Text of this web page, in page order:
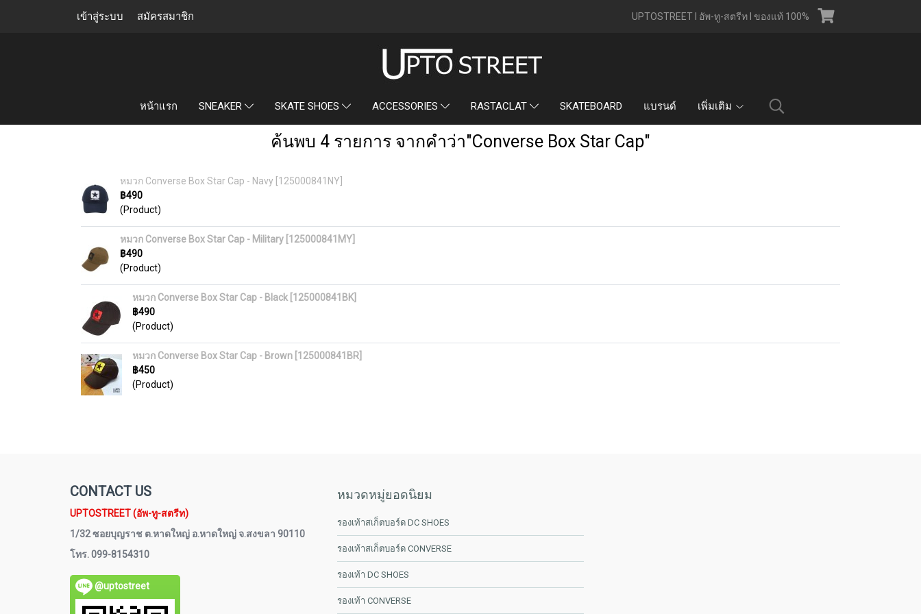
เข้าสู่ระบบ สมัครสมาชิก UPTOSTREET l อัพ-ทู-สตรีท l ของแท้ 100%
หน้าแรก SNEAKER SKATE SHOES ACCESSORIES RASTACLAT SKATEBOARD แบรนด์ เพิ่มเติม
ค้นพบ 4 รายการ จากคำว่า"Converse Box Star Cap"
หมวก Converse Box Star Cap - Navy [125000841NY]
฿490
(Product)
หมวก Converse Box Star Cap - Military [125000841MY]
฿490
(Product)
หมวก Converse Box Star Cap - Black [125000841BK]
฿490
(Product)
หมวก Converse Box Star Cap - Brown [125000841BR]
฿450
(Product)
CONTACT US
UPTOSTREET (อัพ-ทู-สตรีท)
1/32 ซอยบุญราช ต.หาดใหญ่ อ.หาดใหญ่ จ.สงขลา 90110
โทร. 099-8154310
@uptostreet
หมวดหมู่ยอดนิยม
รองเท้าสเก็ตบอร์ด DC SHOES
รองเท้าสเก็ตบอร์ด CONVERSE
รองเท้า DC SHOES
รองเท้า CONVERSE